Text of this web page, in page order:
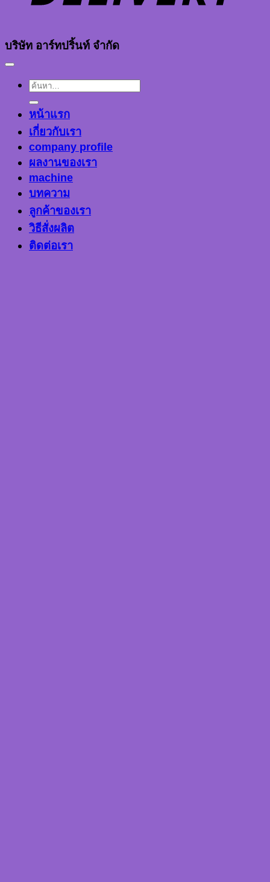
บริษัท อาร์ทปริ้นท์ จำกัด
ค้นหา:
หน้าแรก
เกี่ยวกับเรา
company profile
ผลงานของเรา
machine
บทความ
ลูกค้าของเรา
วิธีสั่งผลิต
ติดต่อเรา